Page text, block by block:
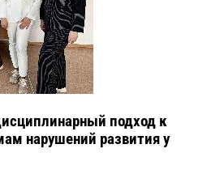
подход к
нарушений развития у